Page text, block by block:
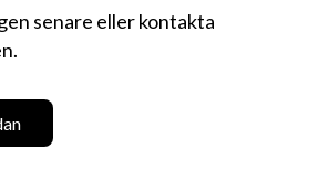
senare eller kontakta